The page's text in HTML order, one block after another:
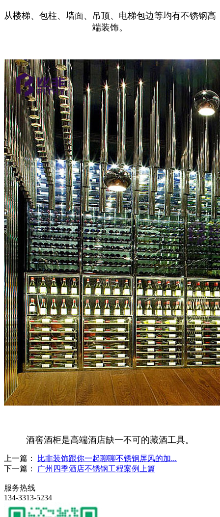
从楼梯、包柱、墙面、吊顶、电梯包边等均有不锈钢高
端装饰。
酒窖酒柜是高端酒店缺一不可的藏酒工具。
上一篇：
比非装饰跟你一起聊聊不锈钢屏风的加...
下一篇：
广州四季酒店不锈钢工程案例上篇
服务热线
134-3313-5234